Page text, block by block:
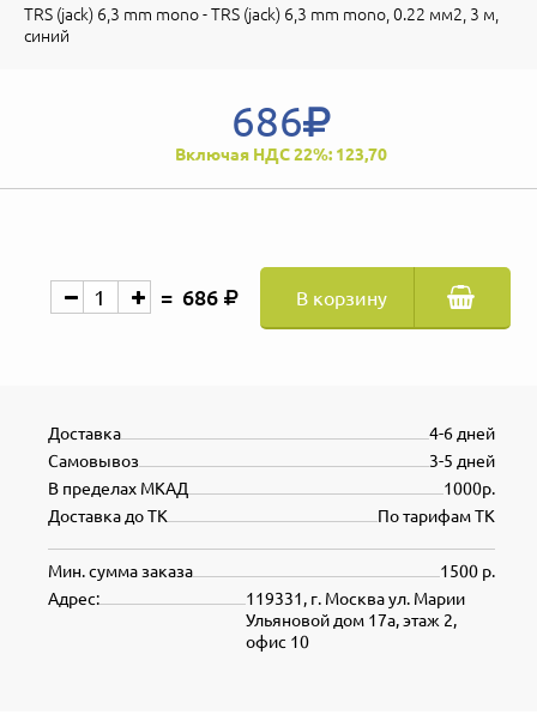
TRS (jack) 6,3 mm mono - TRS (jack) 6,3 mm mono, 0.22 мм2, 3 м,
синий
686
Включая НДС 22%: 123,70
686 В корзину
4-6 дней
Доставка
3-5 дней
Самовывоз
1000р.
В пределах МКАД
По тарифам ТК
Доставка до ТК
1500 р.
Мин. сумма заказа
119331, г. Москва ул. Марии
Ульяновой дом 17а, этаж 2,
офис 10
Адрес: